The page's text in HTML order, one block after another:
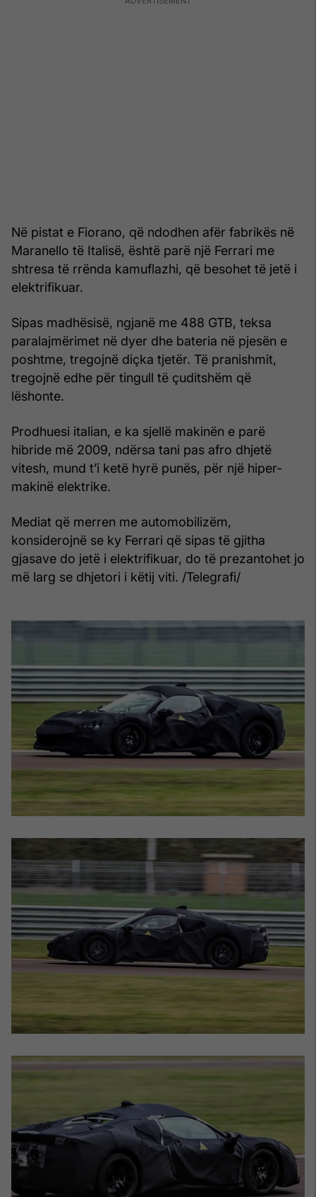
Në pistat e Fiorano, që ndodhen afër fabrikës në
Maranello të Italisë, është parë një Ferrari me
shtresa të rrënda kamuflazhi, që besohet të jetë i
elektrifikuar.
Sipas madhësisë, ngjanë me 488 GTB, teksa
paralajmërimet në dyer dhe bateria në pjesën e
poshtme, tregojnë diçka tjetër. Të pranishmit,
tregojnë edhe për tingull të çuditshëm që
lëshonte.
Prodhuesi italian, e ka sjellë makinën e parë
hibride më 2009, ndërsa tani pas afro dhjetë
vitesh, mund t’i ketë hyrë punës, për një hiper-
makinë elektrike.
Mediat që merren me automobilizëm,
konsiderojnë se ky Ferrari që sipas të gjitha
gjasave do jetë i elektrifikuar, do të prezantohet jo
më larg se dhjetori i këtij viti. /Telegrafi/